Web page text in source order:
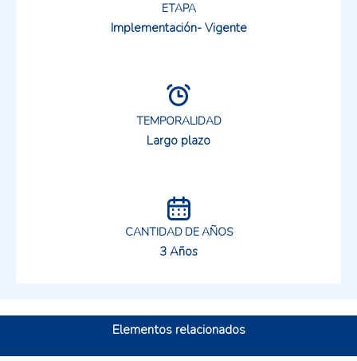
ETAPA
Implementación- Vigente
TEMPORALIDAD
Largo plazo
CANTIDAD DE AÑOS
3 Años
Elementos relacionados